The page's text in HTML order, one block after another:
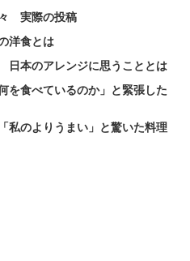
々 実際の投稿
洋食とは
本のアレンジに思うこととは
食べているのか」と緊張した
私のよりうまい」と驚いた料理